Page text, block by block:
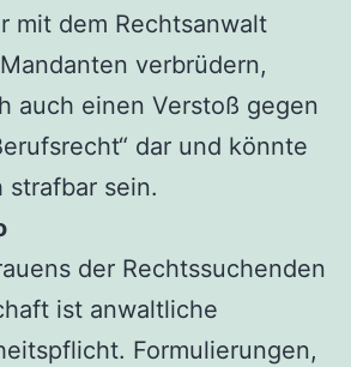
mit dem Rechtsanwalt
verbrüdern,
auch einen Verstoß gegen
dar und könnte
strafbar sein.
der Rechtssuchenden
ist anwaltliche
Formulierungen,